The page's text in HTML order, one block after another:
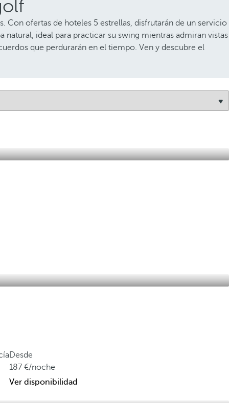
ofertas de hoteles 5 estrellas, disfrutarán de un servicio
ideal para practicar su swing mientras admiran vistas
que perdurarán en el tiempo. Ven y descubre el
Desde
187
/noche
Ver disponibilidad